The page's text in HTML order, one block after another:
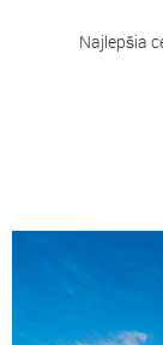
Najlepšia